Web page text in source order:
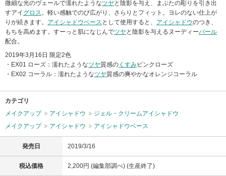
微細な光のヴェールで濡れたようなツヤ と陰影を与え、まぶたの彫りを引き出
すアイ グロス。軽い感触でのび広がり、さらりとフィット。ヨレのない仕上が
りが続きます。 アイシャドウベース として使用すると、 アイシャドウのつき、
もちを高めます。すーっと肌になじんでツヤ と陰影を与えるヌーディーパール
配合。
2019年3月16日 限定2色
・EX01 ローズ：濡れたようなツヤ質感の くすみピンクローズ
・EX02 コーラル：濡れたようなツヤ質感の爽やかなオレンジコーラル
カテゴリ
メイクアップ
アイシャドウ
ジェル・クリームアイシャドウ
メイクアップ
アイシャドウ アイシャドウベース
発売日 2019/3/16
税込価格 2,200円 (編集部調べ) (生産終了)